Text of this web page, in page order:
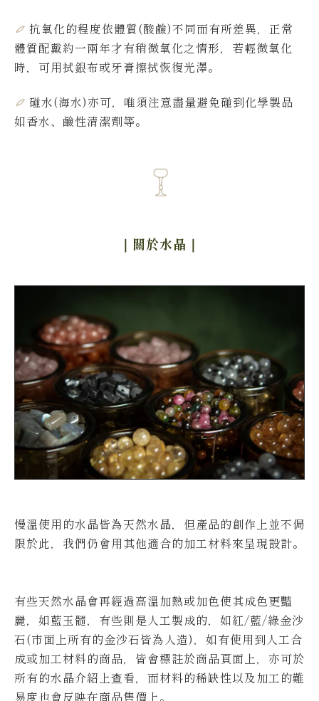
抗氧化的程度依體質(酸鹼)不同而有所差異， 正常
體質配戴約一兩年才有稍微氧化之情形，若輕微氧化
時，可用拭銀布或牙膏擦拭恢復光澤。
碰水(海水)亦可，唯須注意盡量避免碰到化學製品
如香水、鹼性清潔劑等。
｜關於水晶 ｜
慢溫使用的水晶皆為天然水晶，但產品的創作上並不侷
限於此，我們仍會用其他適合的加工材料來呈現設計。
有些天然水晶會再經過高溫加熱或加色使其成色更豔
麗，如藍玉髓，有些則是人工製成的，如紅/藍/綠金沙
石(市面上所有的金沙石皆為人造)，如有使用到人工合
成或加工材料的商品，皆會標註於商品頁面上，亦可於
所有的水晶介紹上查看，而材料的稀缺性以及加工的難
易度也會反映在商品售價上。